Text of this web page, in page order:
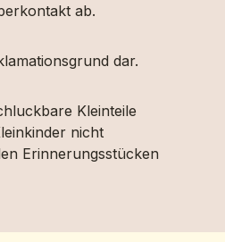
ab.
dar.
Kleinteile
nicht
Erinnerungsstücken